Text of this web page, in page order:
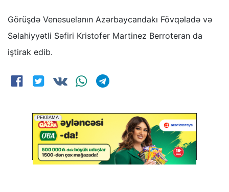
Görüşdə Venesuelanın Azərbaycandakı Fövqəladə və
Səlahiyyətli Səfiri Kristofer Martinez Berroteran da
iştirak edib.